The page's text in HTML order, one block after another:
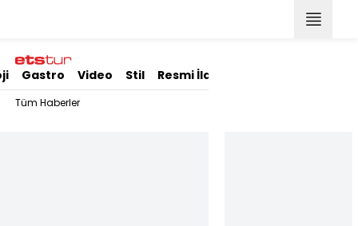
Gastro Video Stil Resmi İlanlar
Tüm Haberler